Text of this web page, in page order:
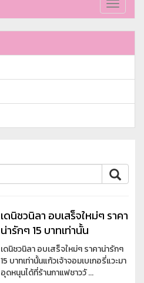
Toggle
เดนิชวนิลา อบเสร็จใหม่ๆ ราคา
น่ารักๆ 15 บาทเท่านั้น
เดนิชวนิลา อบเสร็จใหม่ๆ ราคาน่ารักๆ
15 บาทเท่านั้นแก้วเจ้าจอมเบเกอรี่แวะมา
อุดหนุนได้ที่ร้านกาแฟชาววั ...